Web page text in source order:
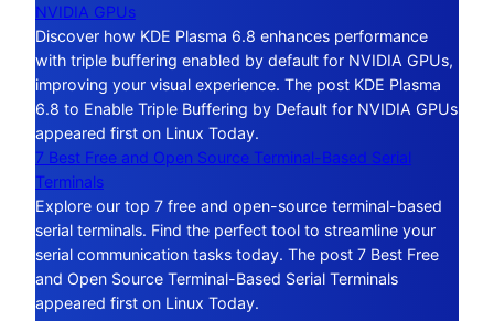
NVIDIA GPUs
Discover how KDE Plasma 6.8 enhances performance
with triple buffering enabled by default for NVIDIA GPUs,
improving your visual experience. The post KDE Plasma
6.8 to Enable Triple Buffering by Default for NVIDIA GPUs
appeared first on Linux Today.
7 Best Free and Open Source Terminal-Based Serial
Terminals
Explore our top 7 free and open-source terminal-based
serial terminals. Find the perfect tool to streamline your
serial communication tasks today. The post 7 Best Free
and Open Source Terminal-Based Serial Terminals
appeared first on Linux Today.